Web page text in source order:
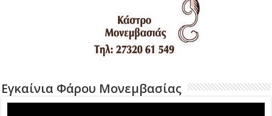
Εγκαίνια Φάρου Μονεμβασίας